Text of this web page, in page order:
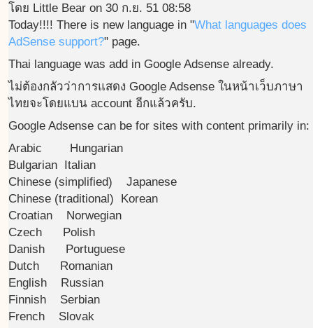
โดย Little Bear on 30 ก.ย. 51 08:58
Today!!!! There is new language in "What languages does
AdSense support?" page.
Thai language was add in Google Adsense already.
ไม่ต้องกลัวว่าการแสดง Google Adsense ในหน้าเว็บภาษา
ไทยจะโดยแบน account อีกแล้วครับ.
Google Adsense can be for sites with content primarily in:
Arabic Hungarian
Bulgarian Italian
Chinese (simplified) Japanese
Chinese (traditional) Korean
Croatian Norwegian
Czech Polish
Danish Portuguese
Dutch Romanian
English Russian
Finnish Serbian
French Slovak